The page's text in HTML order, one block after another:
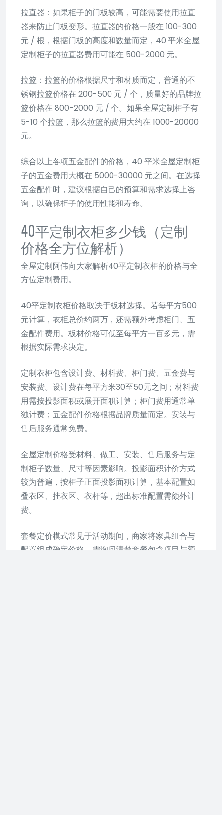
拉直器：如果柜子的门板较高，可能需要使用拉直
器来防止门板变形。拉直器的价格一般在 100-300
元 / 根，根据门板的高度和数量而定，40 平米全屋
定制柜子的拉直器费用可能在 500-2000 元。
拉篮：拉篮的价格根据尺寸和材质而定，普通的不
锈钢拉篮价格在 200-500 元 / 个，质量好的品牌拉
篮价格在 800-2000 元 / 个。如果全屋定制柜子有
5-10 个拉篮，那么拉篮的费用大约在 1000-20000
元。
综合以上各项五金配件的价格，40 平米全屋定制柜
子的五金费用大概在 5000-30000 元之间。在选择
五金配件时，建议根据自己的预算和需求选择上咨
询，以确保柜子的使用性能和寿命。
40平定制衣柜多少钱（定制
价格全方位解析）
全屋定制阿伟向大家解析40平定制衣柜的价格与全
方位定制费用。
40平定制衣柜价格取决于板材选择。若每平方500
元计算，衣柜总价约两万，还需额外考虑柜门、五
金配件费用。板材价格可低至每平方一百多元，需
根据实际需求决定。
定制衣柜包含设计费、材料费、柜门费、五金费与
安装费。设计费在每平方米30至50元之间；材料费
用需按投影面积或展开面积计算；柜门费用通常单
独计费；五金配件价格根据品牌质量而定。安装与
售后服务通常免费。
全屋定制价格受材料、做工、安装、售后服务与定
制柜子数量、尺寸等因素影响。投影面积计价方式
较为普遍，按柜子正面投影面积计算，基本配置如
叠衣区、挂衣区、衣杆等，超出标准配置需额外计
费。
套餐定价模式常见于活动期间，商家将家具组合与
配置组成确定价格。需询问清楚套餐包含项目与额